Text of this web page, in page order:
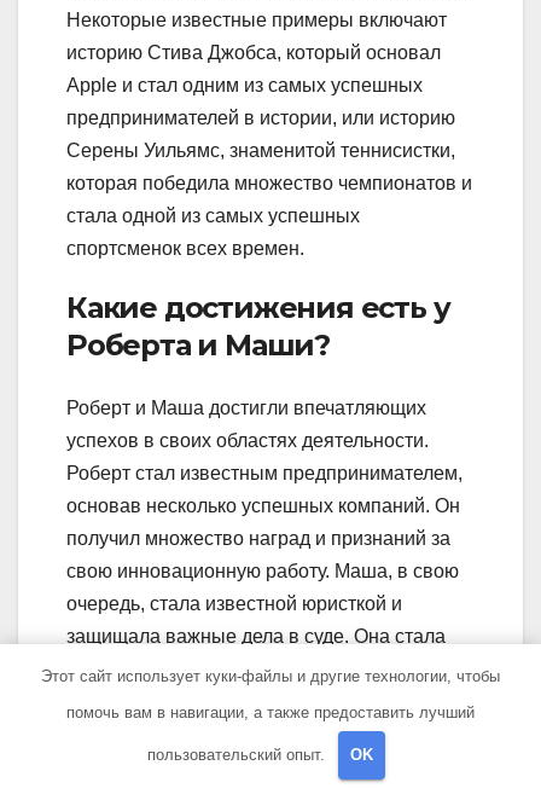
Некоторые известные примеры включают
историю Стива Джобса, который основал
Apple и стал одним из самых успешных
предпринимателей в истории, или историю
Серены Уильямс, знаменитой теннисистки,
которая победила множество чемпионатов и
стала одной из самых успешных
спортсменок всех времен.
Какие достижения есть у
Роберта и Маши?
Роберт и Маша достигли впечатляющих
успехов в своих областях деятельности.
Роберт стал известным предпринимателем,
основав несколько успешных компаний. Он
получил множество наград и признаний за
свою инновационную работу. Маша, в свою
очередь, стала известной юристкой и
защищала важные дела в суде. Она стала
первой женщиной-адвокатом, получившей
Каким образом Роберт и
Этот сайт использует куки-файлы и другие технологии, чтобы
помочь вам в навигации, а также предоставить лучший
пользовательский опыт. OK